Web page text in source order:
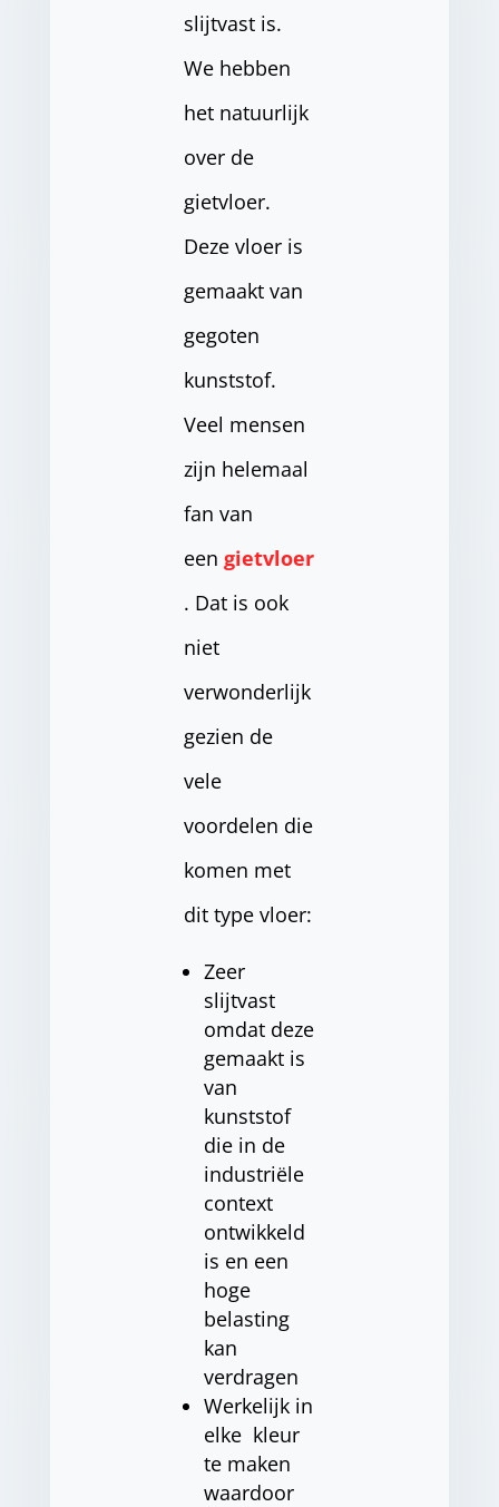
slijtvast is.
We hebben
het natuurlijk
over de
gietvloer.
Deze vloer is
gemaakt van
gegoten
kunststof.
Veel mensen
zijn helemaal
fan van
een gietvloer
. Dat is ook
niet
verwonderlijk
gezien de
vele
voordelen die
komen met
dit type vloer:
Zeer
slijtvast
omdat deze
gemaakt is
van
kunststof
die in de
industriële
context
ontwikkeld
is en een
hoge
belasting
kan
verdragen
Werkelijk in
elke kleur
te maken
waardoor